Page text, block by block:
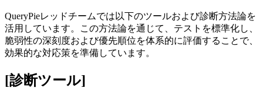
QueryPieレッドチームでは以下のツールおよび診断方法論を
活用しています。この方法論を通じて、テストを標準化し、
脆弱性の深刻度および優先順位を体系的に評価することで、
効果的な対応策を準備しています。
[診断ツール]